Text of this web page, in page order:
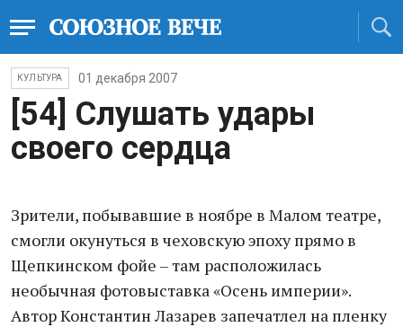
КУЛЬТУРА 01 декабря 2007
[54] Слушать удары
своего сердца
Зрители, побывавшие в ноябре в Малом театре,
смогли окунуться в чеховскую эпоху прямо в
Щепкинском фойе – там расположилась
необычная фотовыставка «Осень империи».
Автор Константин Лазарев запечатлел на пленку